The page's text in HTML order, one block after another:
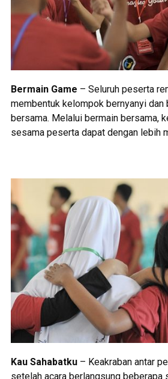
Bermain Game – Seluruh peserta
membentuk kelompok bernyanyi dan
bersama. Melalui bermain bersama,
sesama peserta dapat dengan lebih
Kau Sahabatku – Keakraban antar
setelah acara berlangsung beberapa